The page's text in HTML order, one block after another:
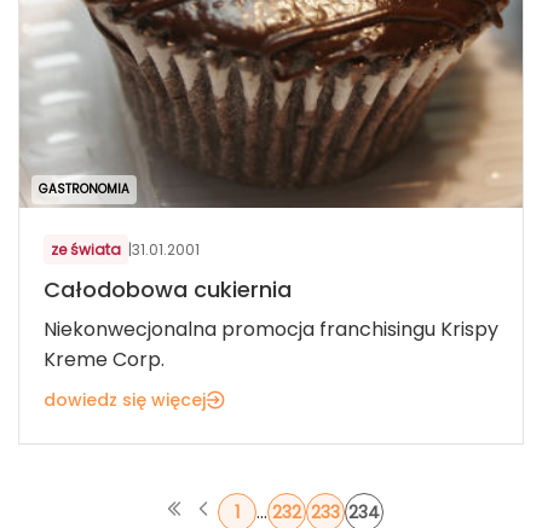
GASTRONOMIA
ze świata |31.01.2001
Całodobowa cukiernia
Niekonwecjonalna promocja franchisingu Krispy
Kreme Corp.
dowiedz się więcej
1 ... 232 233 234